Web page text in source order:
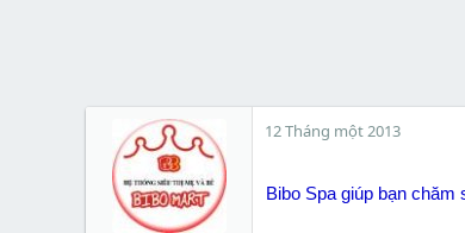
12 Tháng một 2013
Bibo Spa giúp bạn chăm